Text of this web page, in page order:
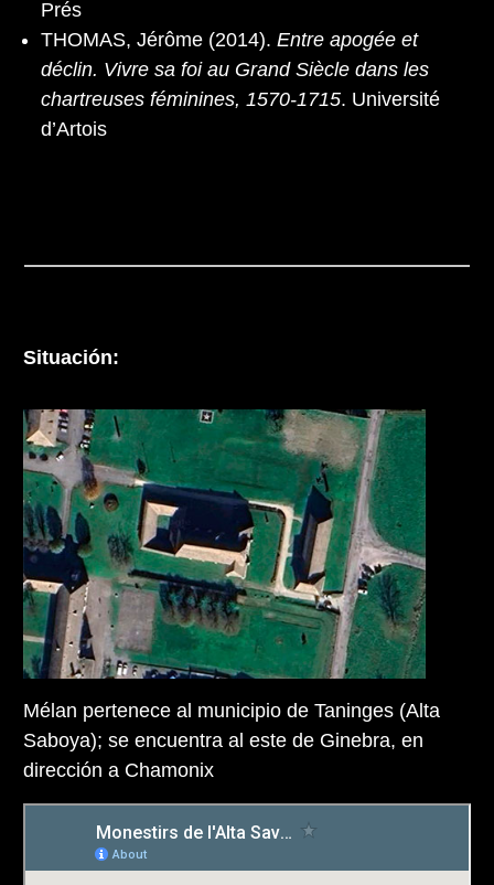
Prés
THOMAS, Jérôme (2014). Entre apogée et
déclin. Vivre sa foi au Grand Siècle dans les
chartreuses féminines, 1570-1715. Université
d’Artois
Situación:
Mélan pertenece al municipio de Taninges (Alta
Saboya); se encuentra al este de Ginebra, en
dirección a Chamonix